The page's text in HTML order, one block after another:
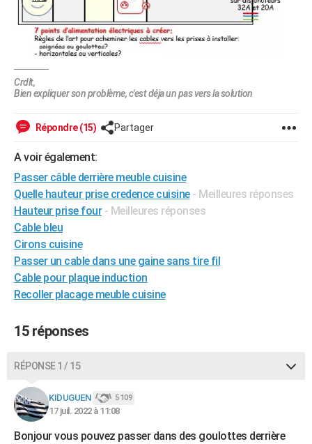
Crdlt,
Bien expliquer son problème, c'est déja un pas vers la solution
Répondre (15) Partager
A voir également:
Passer câble derrière meuble cuisine
Quelle hauteur prise credence cuisine - Meilleures réponses
Hauteur prise four - Meilleures réponses
Cable bleu
Cirons cuisine
Passer un cable dans une gaine sans tire fil
Cable pour plaque induction
Recoller placage meuble cuisine
15 réponses
RÉPONSE 1 / 15
KIDUGUEN 5 109
17 juil. 2022 à 11:08
Bonjour vous pouvez passer dans des goulottes derrière